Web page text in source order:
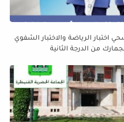
اختبار الرياضة والاختبار الشفوي